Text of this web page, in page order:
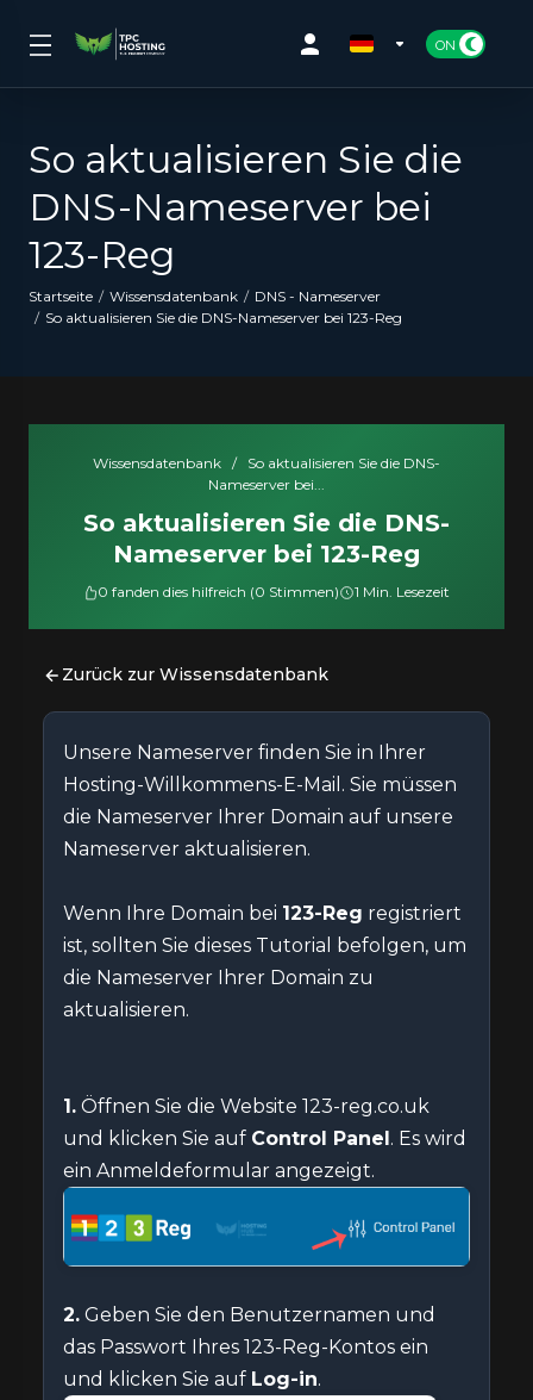
So aktualisieren Sie die
DNS-Nameserver bei
123-Reg
Startseite Wissensdatenbank
DNS - Nameserver
So aktualisieren Sie die DNS-Nameserver bei 123-Reg
Wissensdatenbank /
So aktualisieren Sie die DNS-
Nameserver bei...
So aktualisieren Sie die DNS-
Nameserver bei 123-Reg
0 fanden dies hilfreich (0 Stimmen) 1 Min. Lesezeit
Zurück zur Wissensdatenbank
Unsere Nameserver finden Sie in Ihrer
Hosting-Willkommens-E-Mail. Sie müssen
die Nameserver Ihrer Domain auf unsere
Nameserver aktualisieren.
Wenn Ihre Domain bei 123-Reg registriert
ist, sollten Sie dieses Tutorial befolgen, um
die Nameserver Ihrer Domain zu
aktualisieren.
1. Öffnen Sie die Website 123-reg.co.uk
und klicken Sie auf Control Panel. Es wird
ein Anmeldeformular angezeigt.
2. Geben Sie den Benutzernamen und
das Passwort Ihres 123-Reg-Kontos ein
und klicken Sie auf Log-in.